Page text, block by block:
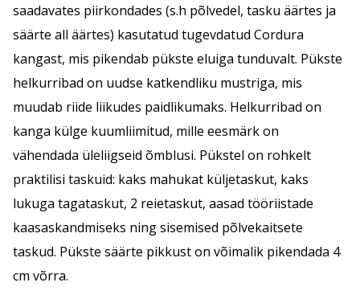
saadavates piirkondades (s.h põlvedel, tasku äärtes ja
säärte all äärtes) kasutatud tugevdatud Cordura
kangast, mis pikendab pükste eluiga tunduvalt. Pükste
helkurribad on uudse katkendliku mustriga, mis
muudab riide liikudes paidlikumaks. Helkurribad on
kanga külge kuumliimitud, mille eesmärk on
vähendada üleliigseid õmblusi. Pükstel on rohkelt
praktilisi taskuid: kaks mahukat küljetaskut, kaks
lukuga tagataskut, 2 reietaskut, aasad tööriistade
kaasaskandmiseks ning sisemised põlvekaitsete
taskud. Pükste säärte pikkust on võimalik pikendada 4
cm võrra.